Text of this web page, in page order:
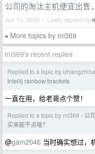
公司的淘汰主机便宜出售
Jun 11, 2020 • Lastly replied by
» More topics by mi369
mi369's recent replies
Replied to a topic by
Intellij rainbow brackets
一直在用，给老哥点个赞！
Replied to a topic by mi369 › 公
买来能干点啥？
@gam2046 当时确实想过，